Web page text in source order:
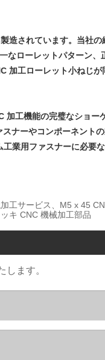
造されています。当社
なローレットパターン、
加工ローレット小ねじが
工機能の完璧なショー
ナーやコンポーネントの
業用ファスナーに必要
工サービス、M5 x 45
キ CNC 機械加工部品
ます。